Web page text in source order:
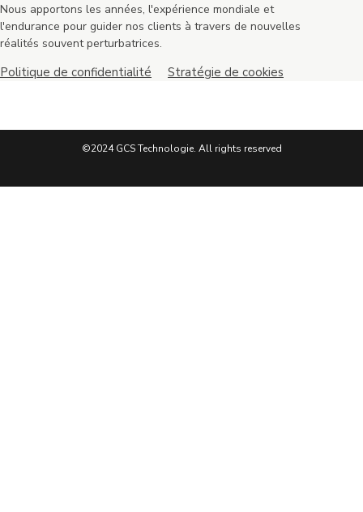
Nous apportons les années, l'expérience mondiale et
l'endurance pour guider nos clients à travers de nouvelles
réalités souvent perturbatrices.
Politique de confidentialité Stratégie de cookies
©2024 GCS Technologie. All rights reserved